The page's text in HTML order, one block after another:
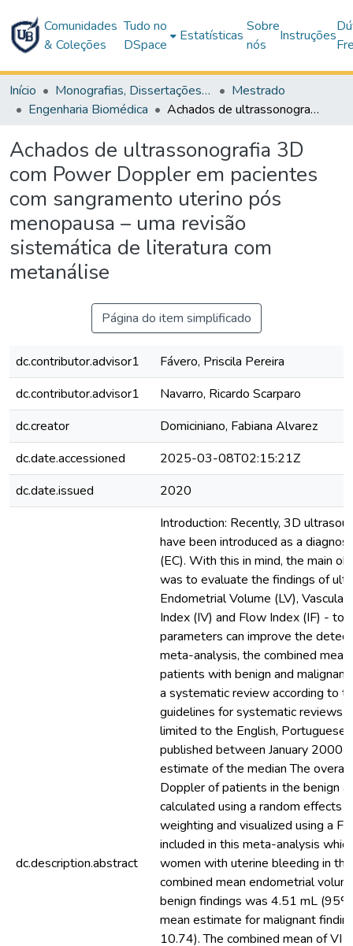
Comunidades
& Coleções
Tudo no
DSpace
Estatísticas
Sobre
nós
Instruções
Início Monografias, Dissertações e Teses
Mestrado
Engenharia Biomédica
Achados de ultrassonografia 3D com Power Doppler em pacientes com sangramento uterino pós menopausa – uma revisão sistemática de literatura com metanálise
Achados de ultrassonografia 3D
com Power Doppler em pacientes
com sangramento uterino pós
menopausa – uma revisão
sistemática de literatura com
metanálise
Página do item simplificado
dc.contributor.advisor1
Fávero, Priscila Pereira
dc.contributor.advisor1
Navarro, Ricardo Scarparo
dc.creator
Domiciniano, Fabiana Alvarez
dc.date.accessioned
2025-03-08T02:15:21Z
dc.date.issued
2020
dc.description.abstract
Introduction: Recently, 3D
have been introduced as a
(EC). With this in mind, the main
was to evaluate the findings of
Endometrial Volume (LV),
Index (IV) and Flow Index (IF) - to
parameters can improve the
meta-analysis, the combined
patients with benign and
a systematic review according to
guidelines for systematic reviews
limited to the English, Portuguese
published between January 2000
estimate of the median The
Doppler of patients in the benign
calculated using a random effects
weighting and visualized using a
included in this meta-analysis
women with uterine bleeding in
combined mean endometrial
benign findings was 4.51 mL
mean estimate for malignant
10.74). The combined mean of VI